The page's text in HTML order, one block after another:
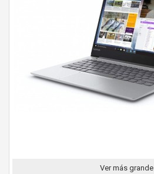
Ver más grande